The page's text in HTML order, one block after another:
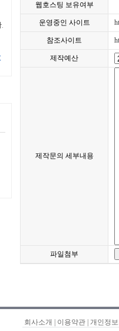
웹호스팅 보유여부
운영중인 사이트
참조사이트
제작예산
제작문의 세부내용
파일첨부
회사소개 이용약관 개인정